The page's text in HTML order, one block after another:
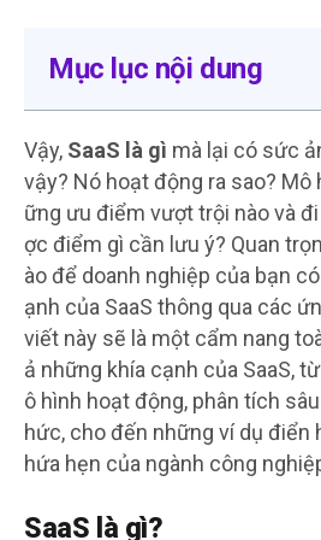
Mục lục nội dung
Vậy, SaaS là gì mà lại có sức
vậy? Nó hoạt động ra sao? Mô
ững ưu điểm vượt trội nào và
ợc điểm gì cần lưu ý? Quan
ào để doanh nghiệp của bạn
ạnh của SaaS thông qua các
viết này sẽ là một cẩm nang
ả những khía cạnh của SaaS,
ô hình hoạt động, phân tích
hức, cho đến những ví dụ điển
hứa hẹn của ngành công
SaaS là gì?